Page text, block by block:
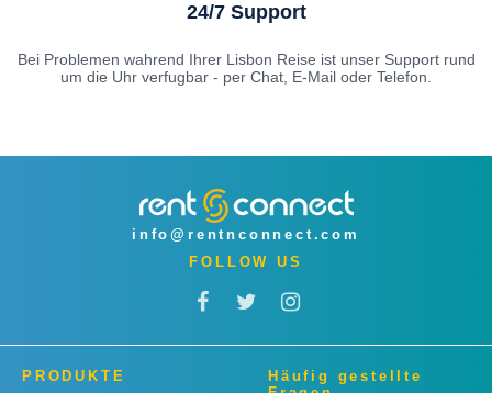
24/7 Support
Bei Problemen wahrend Ihrer Lisbon Reise ist unser Support rund
um die Uhr verfugbar - per Chat, E-Mail oder Telefon.
info@rentnconnect.com
FOLLOW US
PRODUKTE
Häufig gestellte